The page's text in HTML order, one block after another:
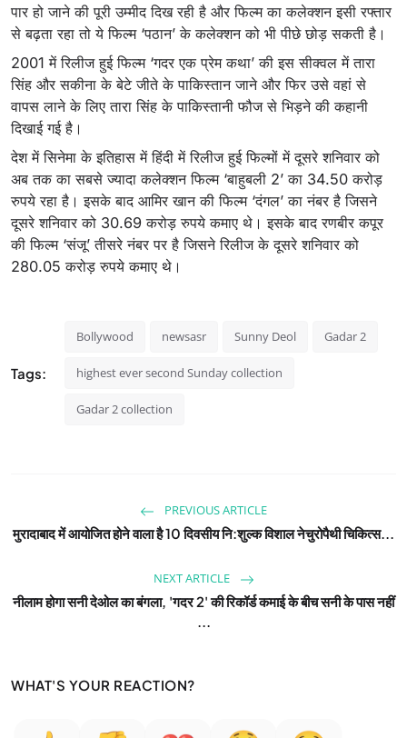
पार हो जाने की पूरी उम्मीद दिख रही है और फिल्म का कलेक्शन इसी रफ्तार
से बढ़ता रहा तो ये फिल्म ‘पठान’ के कलेक्शन को भी पीछे छोड़ सकती है।
2001 में रिलीज हुई फिल्म ‘गदर एक प्रेम कथा’ की इस सीक्वल में तारा
सिंह और सकीना के बेटे जीते के पाकिस्तान जाने और फिर उसे वहां से
वापस लाने के लिए तारा सिंह के पाकिस्तानी फौज से भिड़ने की कहानी
दिखाई गई है।
देश में सिनेमा के इतिहास में हिंदी में रिलीज हुई फिल्मों में दूसरे शनिवार को
अब तक का सबसे ज्यादा कलेक्शन फिल्म ‘बाहुबली 2’ का 34.50 करोड़
रुपये रहा है। इसके बाद आमिर खान की फिल्म ‘दंगल’ का नंबर है जिसने
दूसरे शनिवार को 30.69 करोड़ रुपये कमाए थे। इसके बाद रणबीर कपूर
की फिल्म ‘संजू’ तीसरे नंबर पर है जिसने रिलीज के दूसरे शनिवार को
280.05 करोड़ रुपये कमाए थे।
Tags:
Bollywood newsasr Sunny Deol Gadar 2
highest ever second Sunday collection
Gadar 2 collection
PREVIOUS ARTICLE
मुरादाबाद में आयोजित होने वाला है 10 दिवसीय नि:शुल्क विशाल नेचुरोपैथी चिकित्स...
NEXT ARTICLE
नीलाम होगा सनी देओल का बंगला, 'गदर 2' की रिकॉर्ड कमाई के बीच सनी के पास नहीं
...
WHAT'S YOUR REACTION?